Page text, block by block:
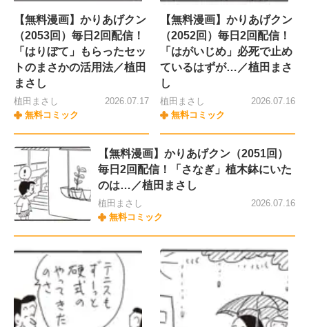
【無料漫画】かりあげクン
（2053回）毎日2回配信！
「はりぼて」もらったセッ
トのまさかの活用法／植田
まさし
植田まさし
無料コミック
2026.07.17
【無料漫画】かりあげクン
（2052回）毎日2回配信！
「はがいじめ」必死で止め
ているはずが…／植田まさ
し
植田まさし
無料コミック
2026.07.16
【無料漫画】かりあげクン（2051回）
毎日2回配信！「さなぎ」植木鉢にいた
のは…／植田まさし
植田まさし
無料コミック
2026.07.16